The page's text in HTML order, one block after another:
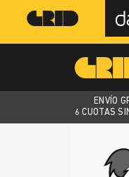
ENVÍO
6 CUOTAS